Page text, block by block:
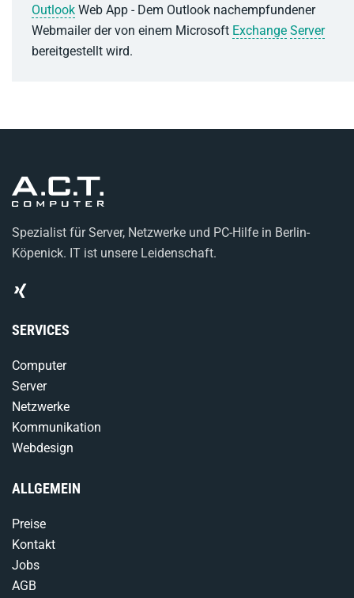
Outlook Web App - Dem Outlook nachempfundener
Webmailer der von einem Microsoft Exchange Server
bereitgestellt wird.
Spezialist für Server, Netzwerke und PC-Hilfe in Berlin-
Köpenick. IT ist unsere Leidenschaft.
SERVICES
Computer
Server
Netzwerke
Kommunikation
Webdesign
ALLGEMEIN
Preise
Kontakt
Jobs
AGB